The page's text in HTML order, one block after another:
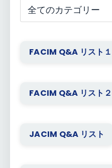
FACIM Q&A リスト１
FACIM Q&A リスト２
JACIM Q&A リスト